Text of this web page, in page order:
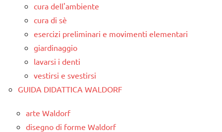
cura dell'ambiente
cura di sè
esercizi preliminari e movimenti elementari
giardinaggio
lavarsi i denti
vestirsi e svestirsi
GUIDA DIDATTICA WALDORF
arte Waldorf
disegno di forme Waldorf